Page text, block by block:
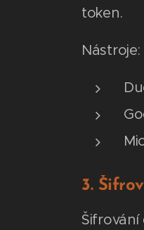
token.
Nástroje:
3.